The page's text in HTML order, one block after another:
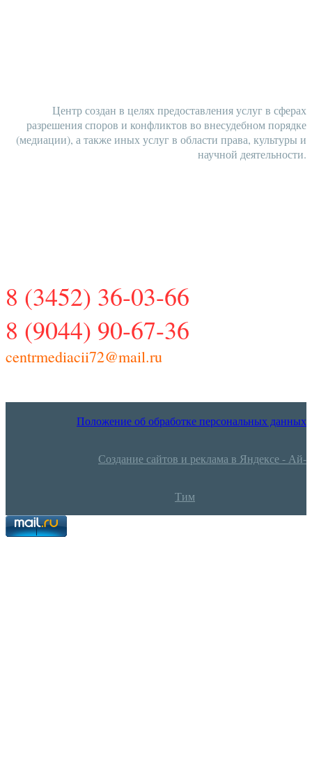
Центр создан в целях предоставления услуг в сферах
разрешения споров и конфликтов во внесудебном порядке
(медиации), а также иных услуг в области права, культуры и
научной деятельности.
8 (3452) 36-03-66
8 (9044) 90-67-36
centrmediacii72@mail.ru
Положение об обработке персональных данных
Создание сайтов и реклама в Яндексе - Ай-
Тим